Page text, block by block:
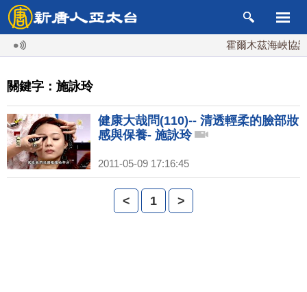
霍爾木茲海峽協議
關鍵字：施詠玲
健康大哉問(110)-- 清透輕柔的臉部妝
感與保養- 施詠玲
2011-05-09 17:16:45
< 1 >